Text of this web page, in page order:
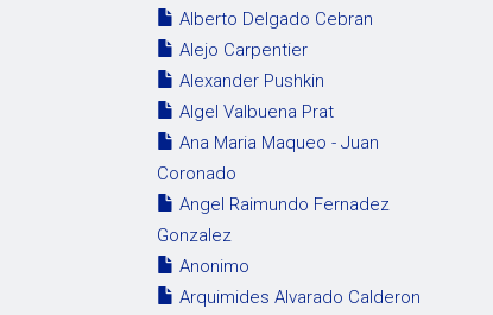
Alberto Delgado Cebran
Alejo Carpentier
Alexander Pushkin
Algel Valbuena Prat
Ana Maria Maqueo - Juan
Coronado
Angel Raimundo Fernadez
Gonzalez
Anonimo
Arquimides Alvarado Calderon